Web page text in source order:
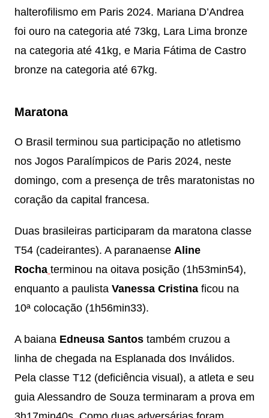
halterofilismo em Paris 2024. Mariana D’Andrea
foi ouro na categoria até 73kg, Lara Lima bronze
na categoria até 41kg, e Maria Fátima de Castro
bronze na categoria até 67kg.
Maratona
O Brasil terminou sua participação no atletismo
nos Jogos Paralímpicos de Paris 2024, neste
domingo, com a presença de três maratonistas no
coração da capital francesa.
Duas brasileiras participaram da maratona classe
T54 (cadeirantes). A paranaenseAline
Rocha terminou na oitava posição (1h53min54),
enquanto a paulista Vanessa Cristina ficou na
10ª colocação (1h56min33).
A baiana Edneusa Santostambém cruzou a
linha de chegada na Esplanada dos Inválidos.
Pela classe T12 (deficiência visual), a atleta e seu
guia Alessandro de Souza terminaram a prova em